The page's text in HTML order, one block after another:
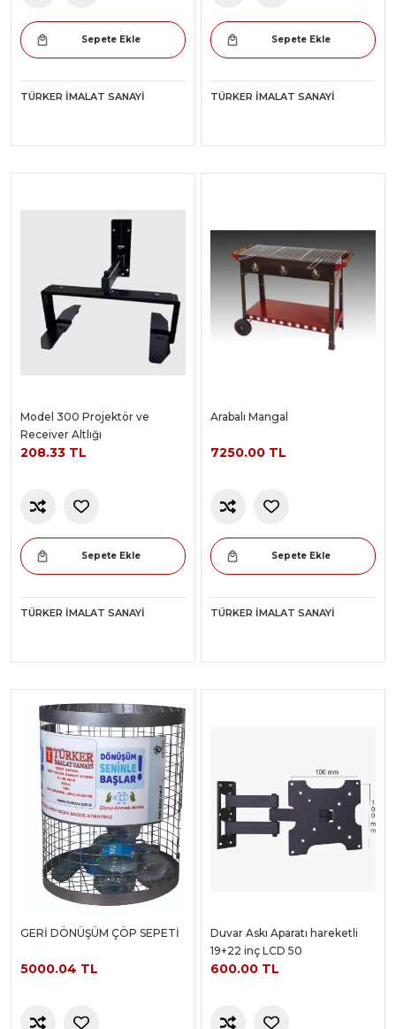
Sepete Ekle
TÜRKER İMALAT SANAYI
Sepete Ekle
TÜRKER İMALAT SANAYI
Model 300 Projektör ve
Receiver Altlığı
208.33 TL
Sepete Ekle
TÜRKER İMALAT SANAYI
Arabalı Mangal
7250.00 TL
Sepete Ekle
TÜRKER İMALAT SANAYI
GERİ DÖNÜŞÜM ÇÖP SEPETİ
5000.04 TL
Duvar Askı Aparatı hareketli
19+22 inç LCD 50
600.00 TL